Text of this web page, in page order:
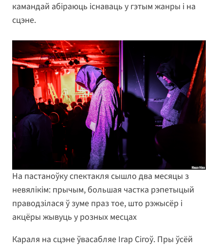
камандай абіраюць існаваць у гэтым жанры і на
сцэне.
На пастаноўку спектакля сышло два месяцы з
невялікім: прычым, большая частка рэпетыцый
праводзілася ў зуме праз тое, што рэжысёр і
акцёры жывуць у розных месцах
Караля на сцэне ўвасабляе Ігар Сігоў. Пры ўсёй